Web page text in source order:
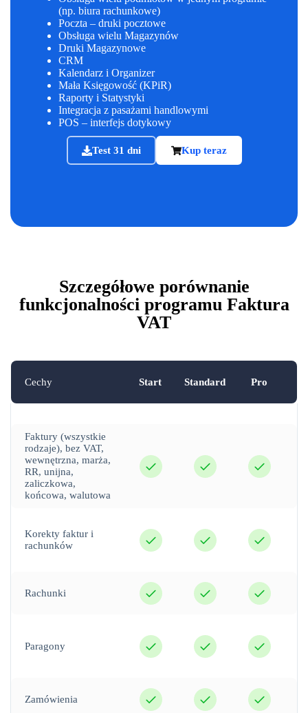
(np. biura rachunkowe)
Poczta – druki pocztowe
Obsługa wielu Magazynów
Druki Magazynowe
CRM
Kalendarz i Organizer
Mała Księgowość (KPiR)
Raporty i Statystyki
Integracja z pasażami handlowymi
POS – interfejs dotykowy
Test 31 dni Kup teraz
Szczegółowe porównanie
funkcjonalności programu Faktura
VAT
Cechy Start Standard Pro
Faktury (wszystkie
rodzaje), bez VAT,
wewnętrzna, marża,
RR, unijna,
zaliczkowa,
końcowa, walutowa
tak tak tak
Korekty faktur i
rachunków
tak tak tak
Rachunki
tak tak tak
Paragony
tak tak tak
Zamówienia
tak tak tak